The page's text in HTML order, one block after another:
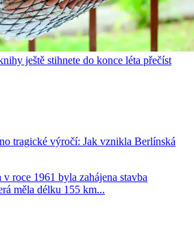
ještě stihnete do konce léta přečíst
tragické výročí: Jak vznikla Berlínská
roce 1961 byla zahájena stavba
měla délku 155 km...